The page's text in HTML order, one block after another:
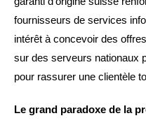
fournisseurs de services
intérêt à concevoir des
sur des serveurs nationaux
pour rassurer une clientèle
Le grand paradoxe de la